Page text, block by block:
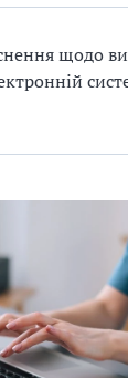
щодо